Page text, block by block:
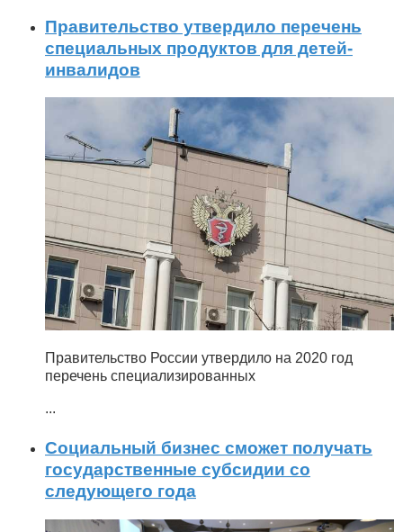
Правительство утвердило перечень
специальных продуктов для детей-
инвалидов
Правительство России утвердило на 2020 год
перечень специализированных
...
Социальный бизнес сможет получать
государственные субсидии со
следующего года